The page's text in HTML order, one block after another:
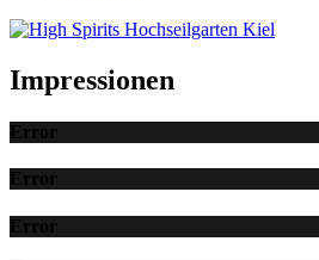
Impressionen
Error
Error
Error